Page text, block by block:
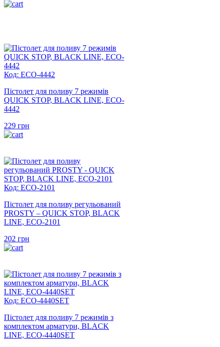
Код: ECO-4442
Пістолет для поливу 7 режимів
QUICK STOP, BLACK LINE, ECO-
4442
229 грн
Код: ECO-2101
Пістолет для поливу регульований
PROSTY – QUICK STOP, BLACK
LINE, ECO-2101
202 грн
Код: ECO-4440SET
Пістолет для поливу 7 режимів з
комплектом арматури, BLACK
LINE, ECO-4440SET